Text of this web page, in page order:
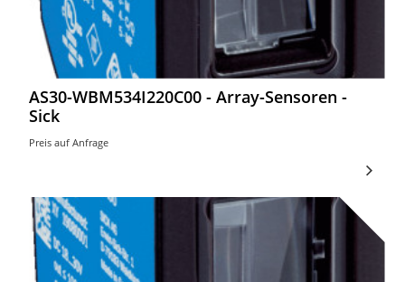
AS30-WBM534I220C00 - Array-Sensoren -
Sick
Preis auf Anfrage